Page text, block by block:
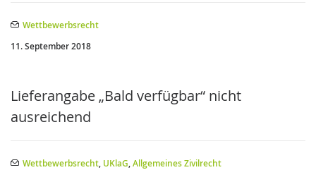
Wettbewerbsrecht
11. September 2018
Lieferangabe „Bald verfügbar“ nicht
ausreichend
Wettbewerbsrecht, UKlaG,Allgemeines Zivilrecht